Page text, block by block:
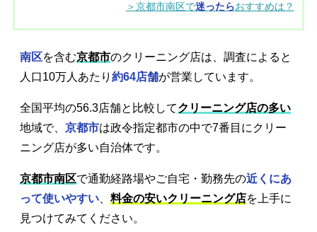
＞京都市南区で迷ったらおすすめは？
南区を含む京都市のクリーニング店は、調査によると
人口10万人あたり 約64店舗が営業しています。
全国平均の56.3店舗と比較してクリーニング店の多い
地域で、 京都市は政令指定都市の中で7番目にクリー
ニング店が多い自治体です。
京都市南区で通勤経路場やご自宅・勤務先の近くにあ
って使いやすい
料金の安いクリーニング店を上手に
見つけてみてください。